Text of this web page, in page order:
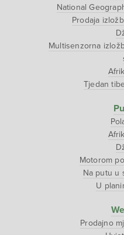
National
Prodaja
Multisenzorna
Tjedan
Motorom
Na putu u
U
Prodajno